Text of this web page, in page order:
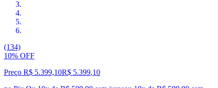
(134)
10% OFF
Preço R$ 5.399,10R$ 5.399,10